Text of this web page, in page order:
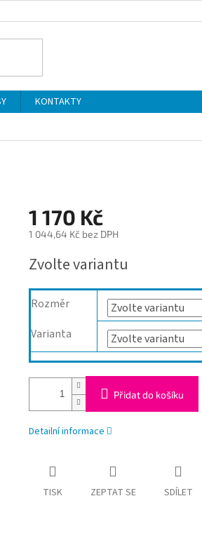
KONTAKTY
1 170 Kč
1 044,64 Kč bez DPH
cena:
Zvolte variantu
Rozměr
Varianta
Přidat do košíku
Detailní informace
TISK ZEPTAT SE SDÍLET